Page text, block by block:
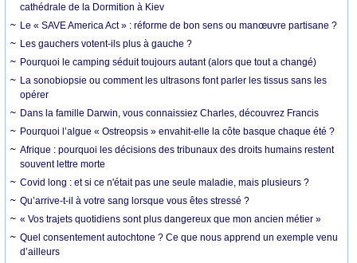
cathédrale de la Dormition à Kiev
Le « SAVE America Act » : réforme de bon sens ou manœuvre partisane ?
Les gauchers votent-ils plus à gauche ?
Pourquoi le camping séduit toujours autant (alors que tout a changé)
La sonobiopsie ou comment les ultrasons font parler les tissus sans les
opérer
Dans la famille Darwin, vous connaissiez Charles, découvrez Francis
Pourquoi l’algue « Ostreopsis » envahit-elle la côte basque chaque été ?
Afrique : pourquoi les décisions des tribunaux des droits humains restent
souvent lettre morte
Covid long : et si ce n'était pas une seule maladie, mais plusieurs ?
Qu’arrive-t-il à votre sang lorsque vous êtes stressé ?
« Vos trajets quotidiens sont plus dangereux que mon ancien métier »
Quel consentement autochtone ? Ce que nous apprend un exemple venu
d’ailleurs